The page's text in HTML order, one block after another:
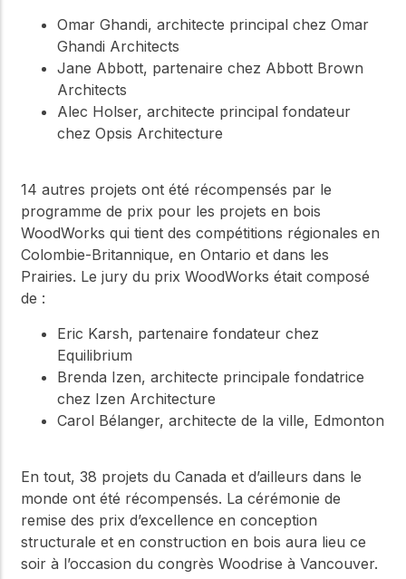
Omar Ghandi, architecte principal chez Omar
Ghandi Architects
Jane Abbott, partenaire chez Abbott Brown
Architects
Alec Holser, architecte principal fondateur
chez Opsis Architecture
14 autres projets ont été récompensés par le
programme de prix pour les projets en bois
WoodWorks qui tient des compétitions régionales en
Colombie-Britannique, en Ontario et dans les
Prairies. Le jury du prix WoodWorks était composé
de :
Eric Karsh, partenaire fondateur chez
Equilibrium
Brenda Izen, architecte principale fondatrice
chez Izen Architecture
Carol Bélanger, architecte de la ville, Edmonton
En tout, 38 projets du Canada et d’ailleurs dans le
monde ont été récompensés. La cérémonie de
remise des prix d’excellence en conception
structurale et en construction en bois aura lieu ce
soir à l’occasion du congrès Woodrise à Vancouver.